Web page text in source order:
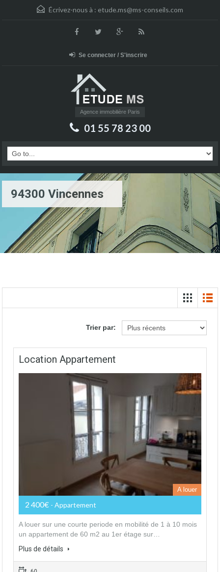
Écrivez-nous à : etude.ms@ms-conseils.com
Se connecter / S'inscrire
Agence immobilière Paris
01 55 78 23 00
94300 Vincennes
Trier par:
Location Appartement
A louer
2 400€ - Appartement
A louer sur une courte periode en mobilité de 1 à 10 mois
un appartement de 60 m2 au 1er étage sur…
Plus de détails